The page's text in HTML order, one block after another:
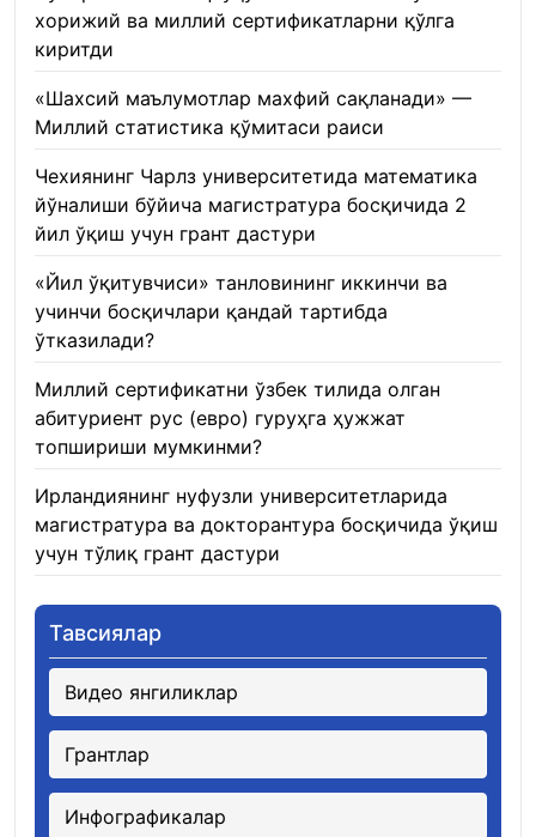
хорижий ва миллий сертификатларни қўлга
киритди
«Шахсий маълумотлар махфий сақланади» —
Миллий статистика қўмитаси раиси
Чехиянинг Чарлз университетида математика
йўналиши бўйича магистратура босқичида 2
йил ўқиш учун грант дастури
«Йил ўқитувчиси» танловининг иккинчи ва
учинчи босқичлари қандай тартибда
ўтказилади?
Миллий сертификатни ўзбек тилида олган
абитуриент рус (евро) гуруҳга ҳужжат
топшириши мумкинми?
Ирландиянинг нуфузли университетларида
магистратура ва докторантура босқичида ўқиш
учун тўлиқ грант дастури
Тавсиялар
Видео янгиликлар
Грантлар
Инфографикалар